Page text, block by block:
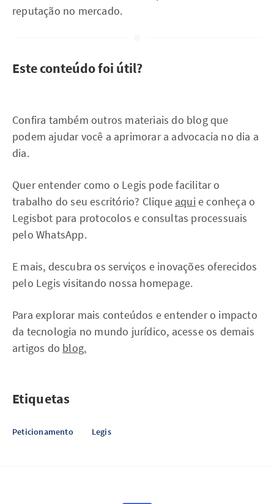
reputação no mercado.
Este conteúdo foi útil?
Confira também outros materiais do blog que
podem ajudar você a aprimorar a advocacia no dia a
dia.
Quer entender como o Legis pode facilitar o
trabalho do seu escritório? Clique aqui e conheça o
Legisbot para protocolos e consultas processuais
pelo WhatsApp.
E mais, descubra os serviços e inovações oferecidos
pelo Legis visitando nossa homepage.
Para explorar mais conteúdos e entender o impacto
da tecnologia no mundo jurídico, acesse os demais
artigos do blog.
Etiquetas
Peticionamento Legis